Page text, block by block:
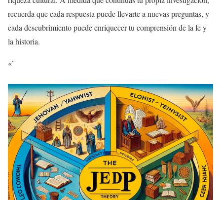
recuerda que cada respuesta puede llevarte a nuevas preguntas, y
cada descubrimiento puede enriquecer tu comprensión de la fe y
la historia.
«`